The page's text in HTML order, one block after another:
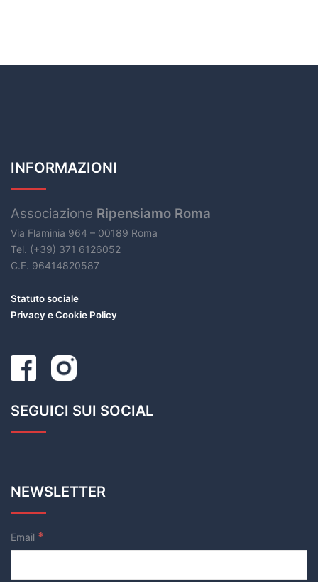
INFORMAZIONI
Associazione Ripensiamo Roma
Via Flaminia 964 – 00189 Roma
Tel. (+39) 371 6126052
C.F. 96414820587
Statuto sociale
Privacy e Cookie Policy
SEGUICI SUI SOCIAL
NEWSLETTER
Email *